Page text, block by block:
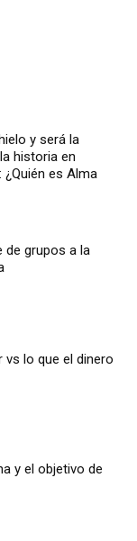
y será la
historia en
es Alma
de grupos a la
vs lo que el dinero
y el objetivo de